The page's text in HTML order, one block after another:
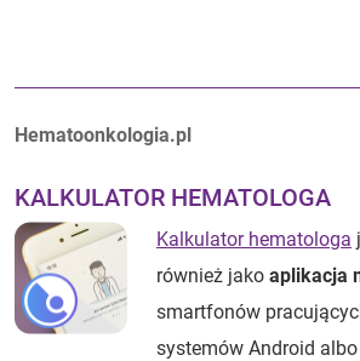
Autorzy:
Hematoonkologia.pl
KALKULATOR HEMATOLOGA
Kalkulator hematologa
również jako aplikacja
smartfonów
systemów Android albo